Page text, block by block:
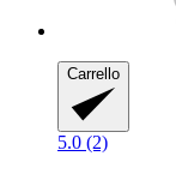
Carrello
5.0 (2)